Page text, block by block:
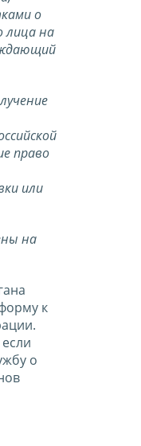
о
лица на
право
или
на
к
о